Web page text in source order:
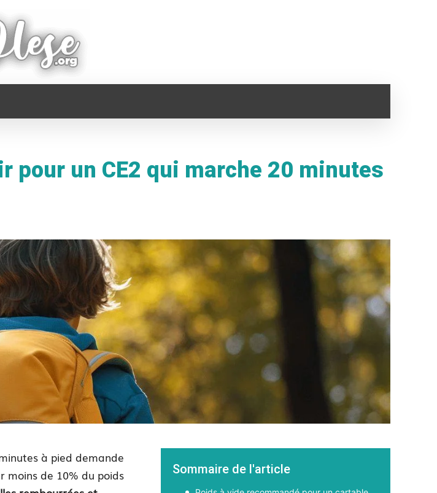
pour un CE2 qui marche 20 minutes
à pied demande
moins de 10% du poids
Sommaire de l'article